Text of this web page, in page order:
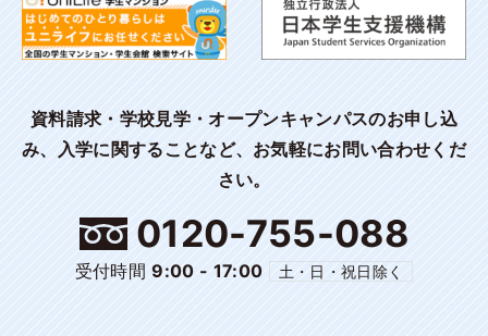
資料請求・学校見学・オープンキャンパスのお申し込
み、入学に関することなど、お気軽にお問い合わせくだ
さい。
0120-755-088
受付時間9:00 - 17:00 土・日・祝日除く